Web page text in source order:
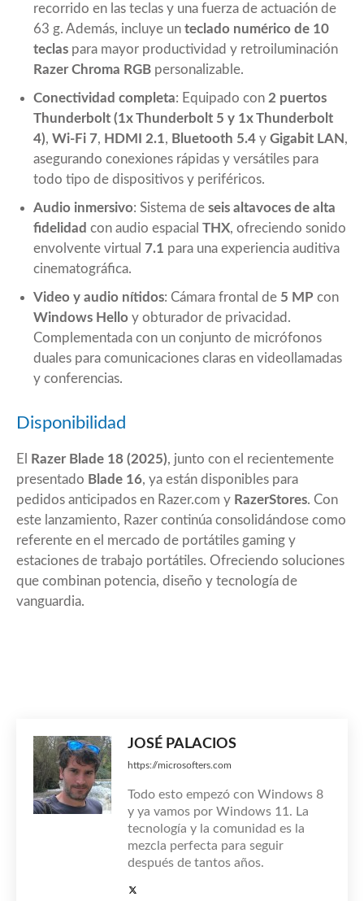
recorrido en las teclas y una fuerza de actuación de
63 g. Además, incluye un teclado numérico de 10
teclas para mayor productividad y retroiluminación
Razer Chroma RGB personalizable.
Conectividad completa: Equipado con 2 puertos
Thunderbolt (1x Thunderbolt 5 y 1x Thunderbolt
4), Wi-Fi 7, HDMI 2.1, Bluetooth 5.4 y Gigabit LAN ,
asegurando conexiones rápidas y versátiles para
todo tipo de dispositivos y periféricos.
Audio inmersivo: Sistema de seis altavoces de alta
fidelidad con audio espacial THX, ofreciendo sonido
envolvente virtual 7.1 para una experiencia auditiva
cinematográfica.
Video y audio nítidos: Cámara frontal de 5 MP con
Windows Hello y obturador de privacidad.
Complementada con un conjunto de micrófonos
duales para comunicaciones claras en videollamadas
y conferencias.
Disponibilidad
El Razer Blade 18 (2025), junto con el recientemente
presentado Blade 16, ya están disponibles para
pedidos anticipados en Razer.com y RazerStores. Con
este lanzamiento, Razer continúa consolidándose como
referente en el mercado de portátiles gaming y
estaciones de trabajo portátiles. Ofreciendo soluciones
que combinan potencia, diseño y tecnología de
vanguardia.
JOSÉ PALACIOS
https://microsofters.com
Todo esto empezó con Windows 8
y ya vamos por Windows 11. La
tecnología y la comunidad es la
mezcla perfecta para seguir
después de tantos años.